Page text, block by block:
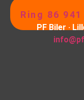
Ring 86 941
PF Biler ·